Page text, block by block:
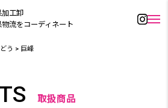
加工卸
物流をコーディネート
う > 巨峰
取扱商品